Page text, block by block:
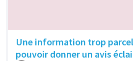
Une information trop
pouvoir donner un avis